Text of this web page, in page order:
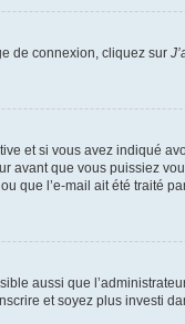
de connexion, cliquez sur
et si vous avez indiqué
que vous puissiez
que l’e-mail ait été traité
aussi que
et soyez plus investi